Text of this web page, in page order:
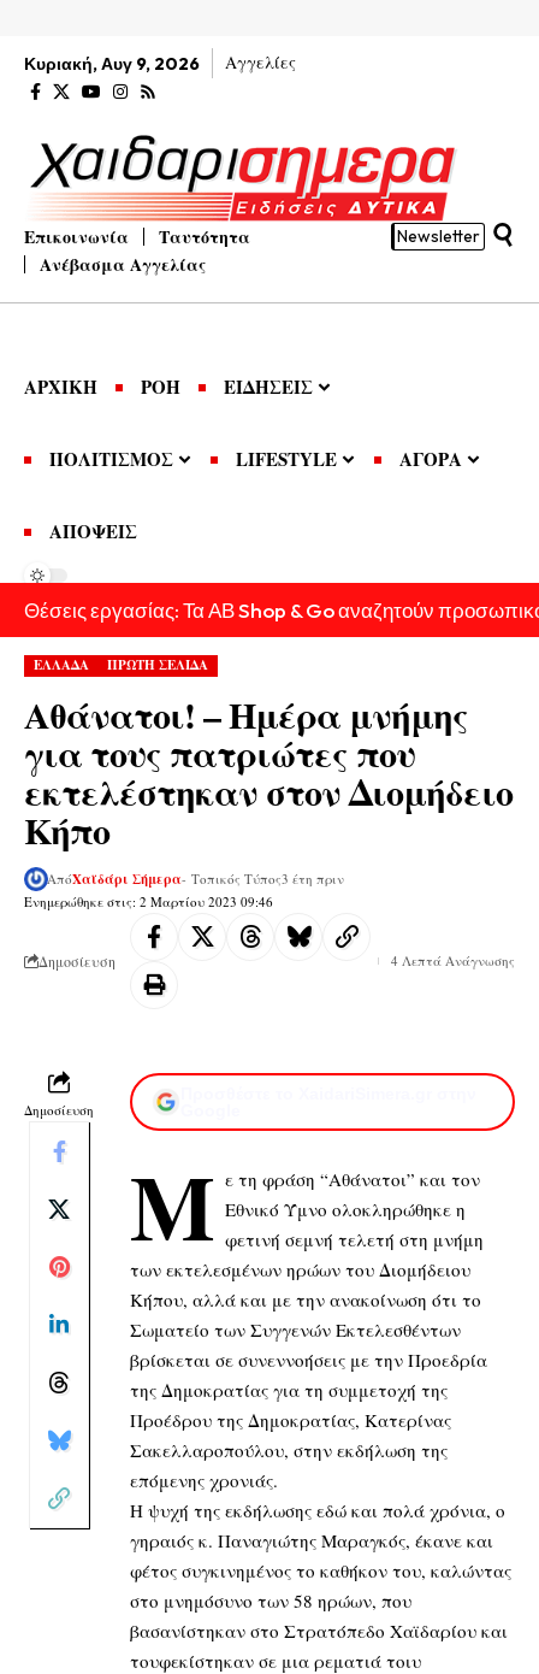
Κυριακή, Αυγ 9, 2026 Αγγελίες
Επικοινωνία
Ταυτότητα
Ανέβασμα Αγγελίας
Newsletter
ΑΡΧΙΚΗ ΡΟΗ ΕΙΔΗΣΕΙΣ
ΠΟΛΙΤΙΣΜΟΣ LIFESTYLE ΑΓΟΡΑ
ΑΠΟΨΕΙΣ
Θέσεις εργασίας: Τα ΑΒ Shop & Go αναζητούν
ΕΛΛΑΔΑ ΠΡΩΤΗ ΣΕΛΙΔΑ
Αθάνατοι! – Ημέρα μνήμης
για τους πατριώτες που
εκτελέστηκαν στον Διομήδειο
Κήπο
Ενημερώθηκε στις: 2 Μαρτίου 2023 09:46
ΑπόΧαϊδάρι Σήμερα- Τοπικός Τύπος3 έτη πριν
Δημοσίευση 4 Λεπτά Ανάγνωσης
Δημοσίευση
Μ ε τη φράση “Αθάνατοι” και τον
Εθνικό Ύμνο ολοκληρώθηκε η
φετινή σεμνή τελετή στη μνήμη
των εκτελεσμένων ηρώων του Διομήδειου
Κήπου, αλλά και με την ανακοίνωση ότι το
Σωματείο των Συγγενών Εκτελεσθέντων
βρίσκεται σε συνεννοήσεις με την Προεδρία
της Δημοκρατίας για τη συμμετοχή της
Προέδρου της Δημοκρατίας, Κατερίνας
Σακελλαροπούλου, στην εκδήλωση της
επόμενης χρονιάς.
Η ψυχή της εκδήλωσης εδώ και πολά χρόνια, ο
γηραιός κ. Παναγιώτης Μαραγκός, έκανε και
φέτος συγκινημένος το καθήκον του, καλώντας
στο μνημόσυνο των 58 ηρώων, που
βασανίστηκαν στο Στρατόπεδο Χαϊδαρίου και
τουφεκίστηκαν σε μια ρεματιά τοιυ